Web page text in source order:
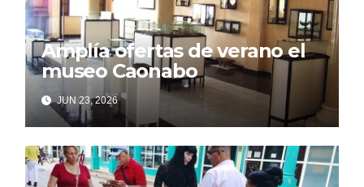
Amplía ofertas de verano el
museo Caonabo
JUN 23, 2026